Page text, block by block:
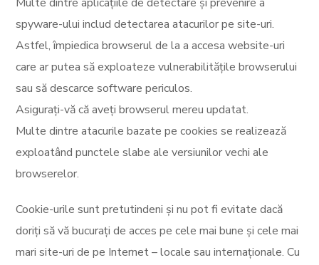
spyware-ului includ detectarea atacurilor pe site-uri.
Astfel, împiedica browserul de la a accesa website-uri
care ar putea să exploateze vulnerabilitățile browserului
sau să descarce software periculos.
Asigurați-vă că aveți browserul mereu updatat.
Multe dintre atacurile bazate pe cookies se realizează
exploatând punctele slabe ale versiunilor vechi ale
browserelor.
Cookie-urile sunt pretutindeni și nu pot fi evitate dacă
doriți să vă bucurați de acces pe cele mai bune și cele mai
mari site-uri de pe Internet – locale sau internaționale. Cu